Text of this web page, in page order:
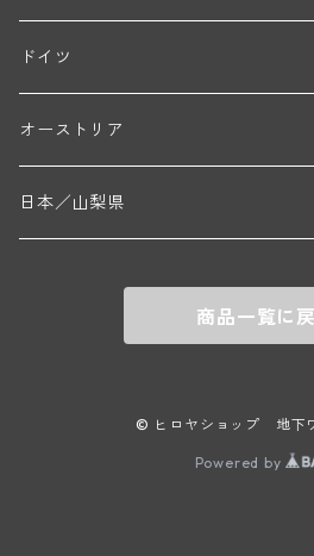
エマニュエル・ルジェ(フラジェ・エシェ
ニコラ・ルジェ(フラジェ・エシェゾー)
ドニ・モルテ(ジュヴレ・シャンベルタン)
ドニ・ペール・エ・フィス(ペルナン・ヴ
コント・ラフォン(ムルソー)
フランソワ・ミクルスキ(ムルソー)
ギイ・ブルトン(モルゴン)
レジス・ミネ(プイィ・フュメ)
ド・ラ・ノブレ(シノン)
ペリカン
ウィラメット・ヴァレー
ニコラ・ジェイ
ドイツ
ラインガウ
ゲオルグ・ブロイヤー
フランケン
オーストリア
テルメンレギオン
セップ・モーザ―
カンプタール
日本／山梨県
商品一覧に
© ヒロヤショップ 地下
Powered by